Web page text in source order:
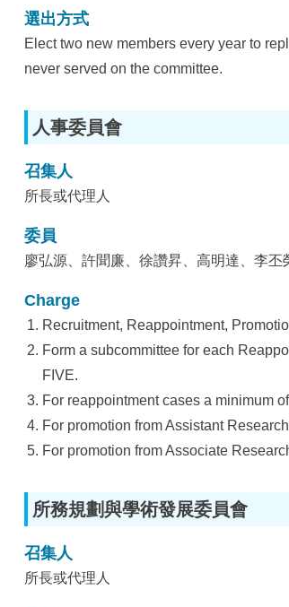
選出方式
Elect two new members every year to
never served on the committee.
人事委員會
召集人
所長或代理人
委員
廖弘源、許聞廉、徐讚昇、高明達、李丕
Charge
Recruitment, Reappointment,
Form a subcommittee for each
FIVE.
For reappointment cases a minimum
For promotion from Assistant
For promotion from Associate
所務規劃與學術發展委員會
召集人
所長或代理人